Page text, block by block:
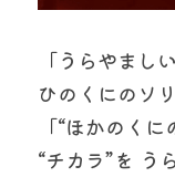
「うらやまし
ひのくにのソ
「“ほかのく
“チカラ”を う